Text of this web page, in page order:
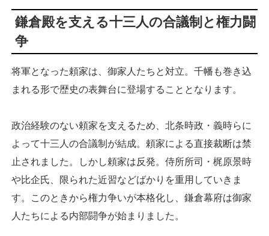
鎌倉殿を支える十三人の合議制と権力闘
争
将軍となった頼家は、御家人たちと対立。千幡も巻き込
まれる形で歴史の表舞台に登場することとなります。
政治経験のない頼家を支えるため、北条時政・義時らに
よって十三人の合議制が結成。頼家による直接裁断は禁
止されました。しかし頼家は反発。侍所所司・梶原景時
や比企氏、限られた近習などばかりを重用していきま
す。このときから権力争いが本格化し、鎌倉幕府は御家
人たちによる内部闘争が始まりました。